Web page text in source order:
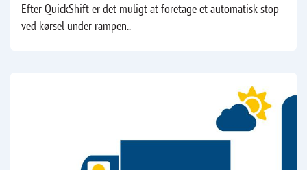
Efter QuickShift er det muligt at foretage et automatisk stop
ved kørsel under rampen..